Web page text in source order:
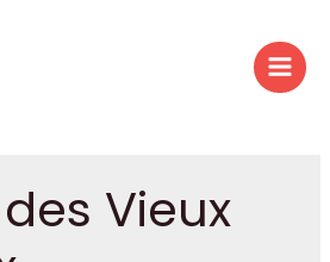
Vieux